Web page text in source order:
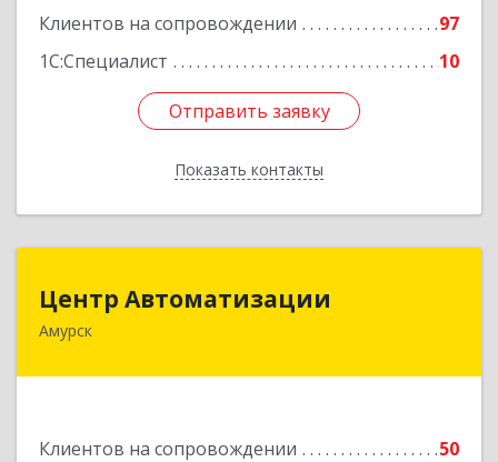
Клиентов на сопровождении
97
1С:Специалист
10
Отправить заявку
Показать контакты
Отправить заявку
Назад
Центр Автоматизации
Амурск
Клиентов на сопровождении 50
682640, Хабаровский край, Амурск г, Мира пр-